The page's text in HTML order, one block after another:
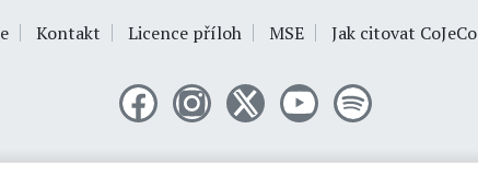
Kontakt Licence příloh MSE Jak citovat CoJeCo